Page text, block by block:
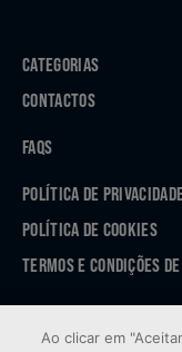
CATEGORIAS
CONTACTOS
FAQS
POLÍTICA DE
POLÍTICA DE COOKIES
TERMOS E CONDIÇÕES
APP STORE
GOOGLE PLAY
Ao clicar em